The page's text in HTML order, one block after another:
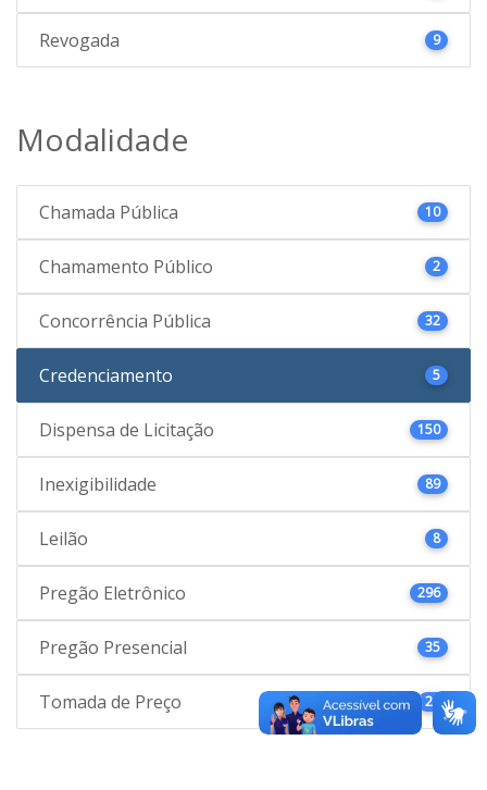
Revogada 9
Modalidade
Chamada Pública 10
Chamamento Público 2
Concorrência Pública 32
Credenciamento 5
Dispensa de Licitação 150
Inexigibilidade 89
Leilão 8
Pregão Eletrônico 296
Pregão Presencial 35
Tomada de Preço 21